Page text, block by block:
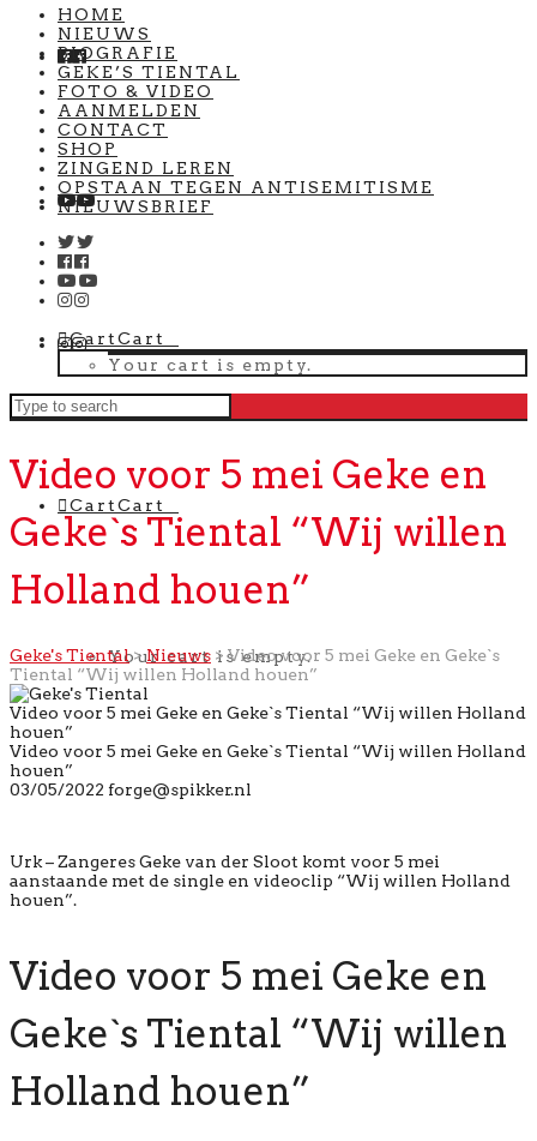
CartCart
Your cart is empty.
HOME
NIEUWS
BIOGRAFIE
GEKE’S TIENTAL
FOTO & VIDEO
AANMELDEN
CONTACT
SHOP
ZINGEND LEREN
OPSTAAN TEGEN ANTISEMITISME
NIEUWSBRIEF
CartCart
Your cart is empty.
Video voor 5 mei Geke en
Geke`s Tiental “Wij willen
Holland houen”
Geke's Tiental>Nieuws >Video voor 5 mei Geke en Geke`s
Tiental “Wij willen Holland houen”
Video voor 5 mei Geke en Geke`s Tiental “Wij willen Holland
houen”
Video voor 5 mei Geke en Geke`s Tiental “Wij willen Holland
houen”
03/05/2022 forge@spikker.nl
Urk – Zangeres Geke van der Sloot komt voor 5 mei
aanstaande met de single en videoclip “Wij willen Holland
houen”.
Video voor 5 mei Geke en
Geke`s Tiental “Wij willen
Holland houen”